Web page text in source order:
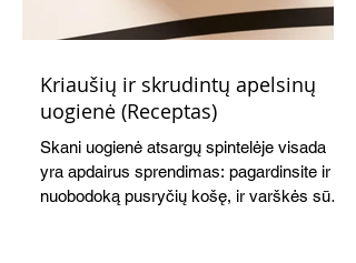
Kriaušių ir skrudintų apelsinų
uogienė (Receptas)
Skani uogienė atsargų spintelėje visada
yra apdairus sprendimas: pagardinsite ir
nuobodoką pusryčių košę, ir varškės sūrį,